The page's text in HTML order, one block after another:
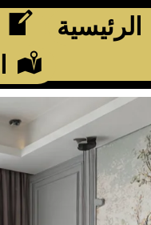
الرئيسية